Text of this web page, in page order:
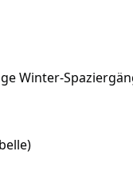
Winter-